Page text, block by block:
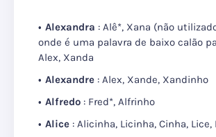
Alexandra : Alê*, Xana (não
onde é uma palavra de baixo calão
Alex, Xanda
Alexandre : Alex, Xande, Xandinho
Alfredo : Fred*, Alfrinho
Alice : Alicinha, Licinha, Cinha, Lice,